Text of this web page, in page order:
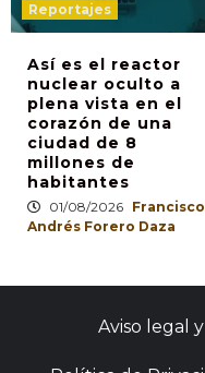
Reportajes
Así es el reactor
nuclear oculto a
plena vista en el
corazón de una
ciudad de 8
millones de
habitantes
01/08/2026 Francisco
Andrés Forero Daza
Aviso legal